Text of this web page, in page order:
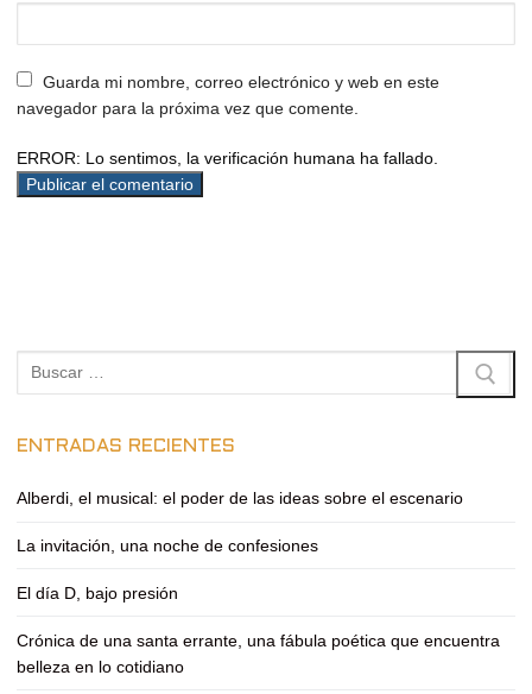
Guarda mi nombre, correo electrónico y web en este
navegador para la próxima vez que comente.
ERROR: Lo sentimos, la verificación humana ha fallado.
Buscar:
ENTRADAS RECIENTES
Alberdi, el musical: el poder de las ideas sobre el escenario
La invitación, una noche de confesiones
El día D, bajo presión
Crónica de una santa errante, una fábula poética que encuentra
belleza en lo cotidiano